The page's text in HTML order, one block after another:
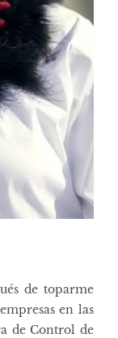
de toparme
en las
de Control de